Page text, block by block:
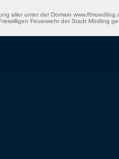
aller unter der Domain
Feuerwehr der Stadt Mödling